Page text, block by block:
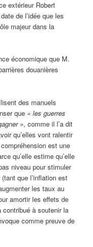
extérieur Robert
de l’idée que les
majeur dans la
économique que M.
douanières
des manuels
que « les guerres
», comme il l’a dit
qu’elles vont ralentir
est une
qu’elle estime qu’elle
niveau pour stimuler
que l’inflation est
les taux au
amortir les effets de
à soutenir la
comme preuve de